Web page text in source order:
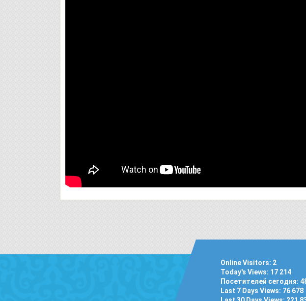
Online Visitors: 2
Today's Views: 17 214
Посетителей сегодня:
Last 7 Days Views: 76 678